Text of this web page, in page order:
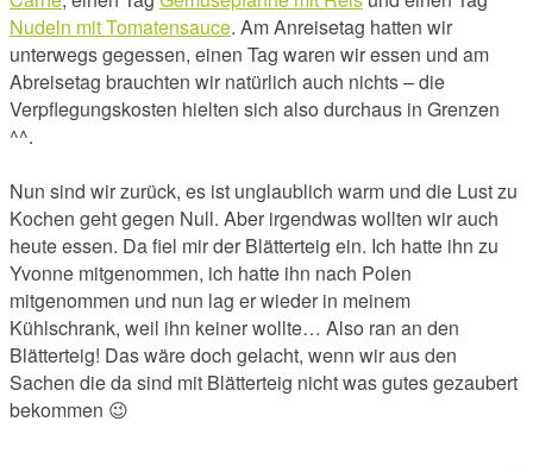
Nudeln mit Tomatensauce. Am Anreisetag hatten wir
unterwegs gegessen, einen Tag waren wir essen und am
Abreisetag brauchten wir natürlich auch nichts – die
Verpflegungskosten hielten sich also durchaus in Grenzen
^^.
Nun sind wir zurück, es ist unglaublich warm und die Lust zu
Kochen geht gegen Null. Aber irgendwas wollten wir auch
heute essen. Da fiel mir der Blätterteig ein. Ich hatte ihn zu
Yvonne mitgenommen, ich hatte ihn nach Polen
mitgenommen und nun lag er wieder in meinem
Kühlschrank, weil ihn keiner wollte… Also ran an den
Blätterteig! Das wäre doch gelacht, wenn wir aus den
Sachen die da sind mit Blätterteig nicht was gutes gezaubert
bekommen 😉